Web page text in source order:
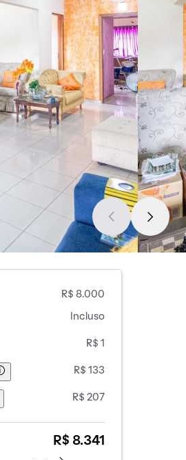
R$ 8.000
Incluso
R$ 1
R$ 133
R$ 207
R$ 8.341